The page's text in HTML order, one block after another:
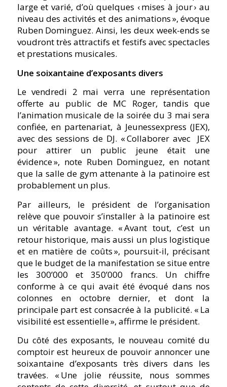
large et varié, d’où quelques ‹ mises à jour › au
niveau des activités et des animations », évoque
Ruben Dominguez. Ainsi, les deux week-ends se
voudront très attractifs et festifs avec spectacles
et prestations musicales.
Une soixantaine d’exposants divers
Le vendredi 2 mai verra une représentation
offerte au public de MC Roger, tandis que
l’animation musicale de la soirée du 3 mai sera
confiée, en partenariat, à Jeunessexpress (JEX),
avec des sessions de DJ. « Collaborer avec
JEX
pour attirer un public jeune était une
évidence », note Ruben Dominguez, en notant
que la salle de gym attenante à la patinoire est
probablement un plus.
Par ailleurs, le président de l’organisation
relève que pouvoir s’installer à la patinoire est
un véritable avantage. « Avant tout, c’est un
retour historique, mais aussi un plus logistique
et en matière de coûts », poursuit-il, précisant
que le budget de la manifestation se situe entre
les 300’000 et 350’000 francs. Un chiffre
conforme à ce qui avait été évoqué dans nos
colonnes en octobre dernier, et dont la
principale part est consacrée à la publicité. « La
visibilité est essentielle », affirme le président.
Du côté des exposants, le nouveau comité du
comptoir est heureux de pouvoir annoncer une
soixantaine d’exposants très divers dans les
travées. « Une jolie réussite, nous sommes